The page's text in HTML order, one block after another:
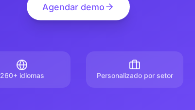
Agendar demo
260+ idiomas Personalizado por setor